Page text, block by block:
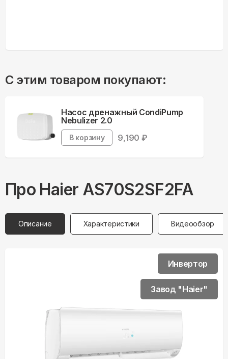
С этим товаром покупают:
Насос дренажный CondiPump
Nebulizer 2.0
В корзину 9,190 ₽
Про Haier AS70S2SF2FA
Описание Характеристики Видеообзор
Инвертор
Завод "Haier"